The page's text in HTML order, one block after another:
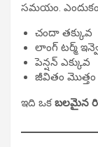
సమయం.
చందా తక్కువ
లాంగ్ టర్మ్
పెన్షన్ ఎక్కువ
జీవితం మొత్తం
ఇది ఒకబలమైన